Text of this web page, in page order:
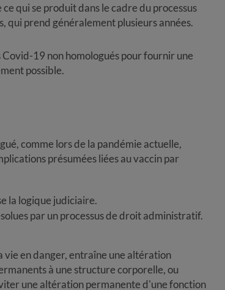
qui se produit dans le cadre du processus
prend généralement plusieurs années.
19 non homologués pour fournir une
possible.
comme lors de la pandémie actuelle,
présumées liées au vaccin par
la logique judiciaire.
par un processus de droit administratif.
en danger, entraîne une altération
à une structure corporelle, ou
une altération permanente d'une fonction